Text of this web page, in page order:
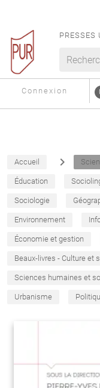
PRESSES
Connexion
Accueil navigate_next
Éducation
Sociologie
Environnement
Économie et gestion
Beaux-livres - Culture et
Sciences humaines et
Urbanisme